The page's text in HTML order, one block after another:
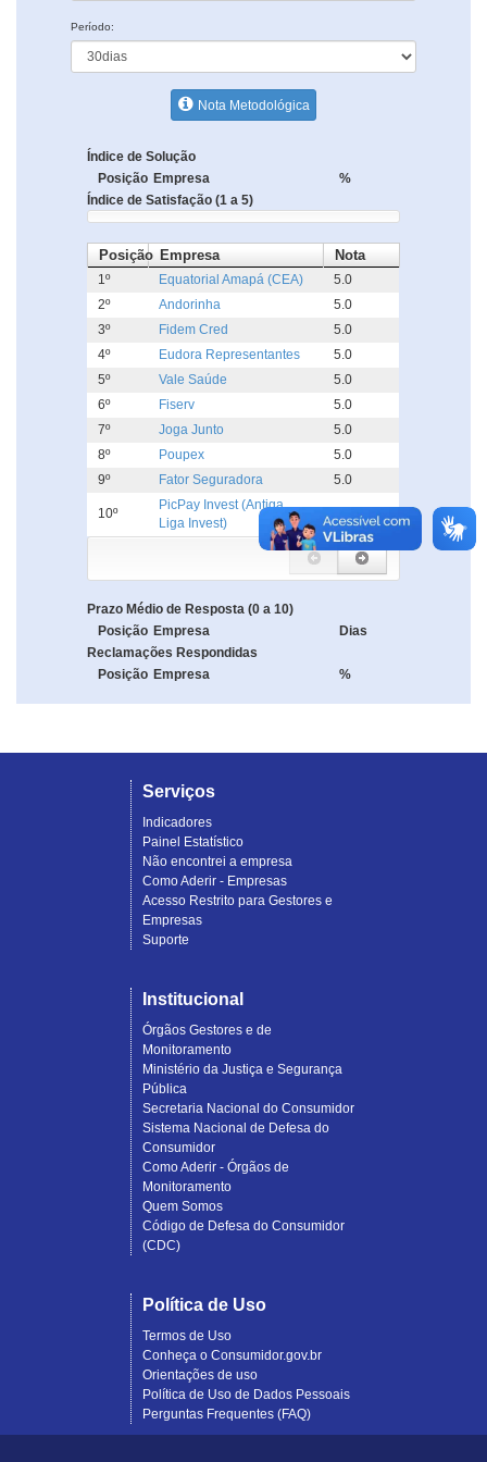
Período:
Nota Metodológica
Índice de Solução
Posição Empresa
%
Índice de Satisfação (1 a 5)
Posição Empresa Nota
1º Equatorial Amapá (CEA)
5.0
2º
Andorinha
5.0
3º
Fidem Cred
5.0
4º
Eudora Representantes
5.0
5º
Vale Saúde
5.0
6º
Fiserv
5.0
7º
Joga Junto
5.0
8º
Poupex
5.0
9º
Fator Seguradora 5.0
10º
PicPay Invest (Antiga
Liga Invest)
Prazo Médio de Resposta (0 a 10)
Posição Empresa
Dias
Reclamações Respondidas
Posição Empresa %
Serviços
Indicadores
Painel Estatístico
Não encontrei a empresa
Como Aderir - Empresas
Acesso Restrito para Gestores e
Empresas
Suporte
Institucional
Órgãos Gestores e de
Monitoramento
Ministério da Justiça e Segurança
Pública
Secretaria Nacional do Consumidor
Sistema Nacional de Defesa do
Consumidor
Como Aderir - Órgãos de
Monitoramento
Quem Somos
Código de Defesa do Consumidor
(CDC)
Política de Uso
Termos de Uso
Conheça o Consumidor.gov.br
Orientações de uso
Política de Uso de Dados Pessoais
Perguntas Frequentes (FAQ)